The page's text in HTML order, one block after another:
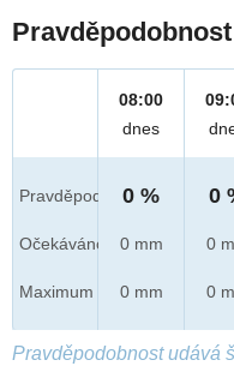
Pravděpod.
Očekáváno
Maximum
08:00
dnes
0 %
0 mm
0 mm
0
0
0
Pravděpodobnost udává